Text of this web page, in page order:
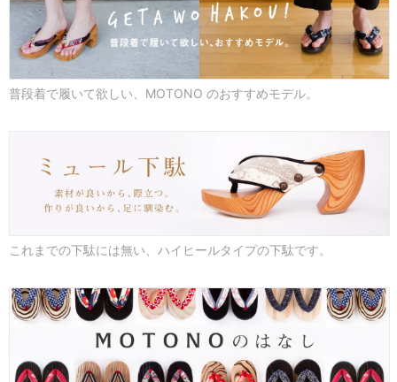
普段着で履いて欲しい、MOTONO のおすすめモデル。
これまでの下駄には無い、ハイヒールタイプの下駄です。